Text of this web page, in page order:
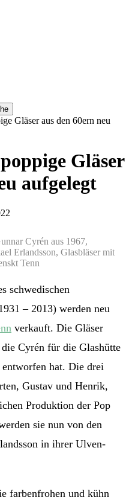
Gläser aus den 60ern neu
Gläser
aufgelegt
Cyrén aus 1967,
Erlandsson, Glasbläser mit
Tenn
schwedischen
– 2013) werden neu
verkauft. Die Gläser
Cyrén für die Glashütte
hat. Die drei
Gustav und Henrik,
Produktion der Pop
sie nun von den
in ihrer Ulven-
farbenfrohen und kühn